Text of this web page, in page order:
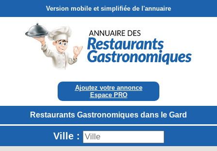
Version mobile et simplifiée de l'annuaire
Ajoutez votre annonce
Espace PRO
Restaurants Gastronomiques dans le Gard
Ville :